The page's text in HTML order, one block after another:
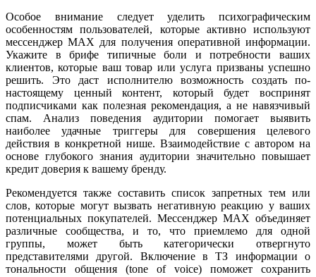
Особое внимание следует уделить психографическим
особенностям пользователей, которые активно используют
мессенджер MAX для получения оперативной информации.
Укажите в брифе типичные боли и потребности ваших
клиентов, которые ваш товар или услуга призваны успешно
решить. Это даст исполнителю возможность создать по-
настоящему ценный контент, который будет воспринят
подписчиками как полезная рекомендация, а не навязчивый
спам. Анализ поведения аудитории помогает выявить
наиболее удачные триггеры для совершения целевого
действия в конкретной нише. Взаимодействие с автором на
основе глубокого знания аудитории значительно повышает
кредит доверия к вашему бренду.
Рекомендуется также составить список запретных тем или
слов, которые могут вызвать негативную реакцию у ваших
потенциальных покупателей. Мессенджер MAX объединяет
различные сообщества, и то, что приемлемо для одной
группы, может быть категорически отвергнуто
представителями другой. Включение в ТЗ информации о
тональности общения (tone of voice) поможет сохранить